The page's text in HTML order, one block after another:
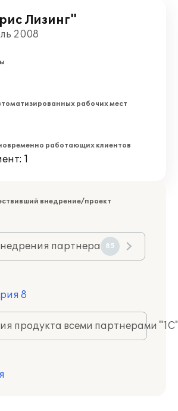
Лизинг"
2008
рабочих мест
работающих клиентов
1
внедрение/проект
партнера 85
8
продукта всеми партнерами